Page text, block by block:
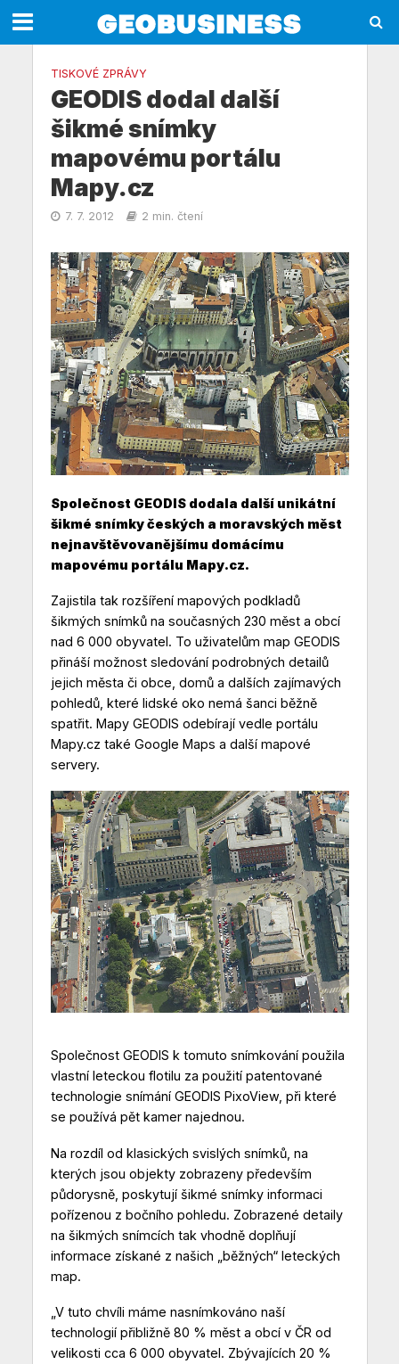
TISKOVÉ ZPRÁVY
GEODIS dodal další
šikmé snímky
mapovému portálu
Mapy.cz
7. 7. 2012 2 min. čtení
Společnost GEODIS dodala další unikátní
šikmé snímky českých a moravských měst
nejnavštěvovanějšímu domácímu
mapovému portálu Mapy.cz.
Zajistila tak rozšíření mapových podkladů
šikmých snímků na současných 230 měst a obcí
nad 6 000 obyvatel. To uživatelům map GEODIS
přináší možnost sledování podrobných detailů
jejich města či obce, domů a dalších zajímavých
pohledů, které lidské oko nemá šanci běžně
spatřit. Mapy GEODIS odebírají vedle portálu
Mapy.cz také Google Maps a další mapové
servery.
Společnost GEODIS k tomuto snímkování použila
vlastní leteckou flotilu za použití patentované
technologie snímání GEODIS PixoView, při které
se používá pět kamer najednou.
Na rozdíl od klasických svislých snímků, na
kterých jsou objekty zobrazeny především
půdorysně, poskytují šikmé snímky informaci
pořízenou z bočního pohledu. Zobrazené detaily
na šikmých snímcích tak vhodně doplňují
informace získané z našich „běžných“ leteckých
map.
„V tuto chvíli máme nasnímkováno naší
technologií přibližně 80 % měst a obcí v ČR od
velikosti cca 6 000 obyvatel. Zbývajících 20 %